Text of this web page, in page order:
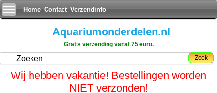
Home Contact Verzendinfo
Aquariumonderdelen.nl
Gratis verzending vanaf 75 euro.
Zoek
Wij hebben vakantie! Bestellingen worden
NIET verzonden!